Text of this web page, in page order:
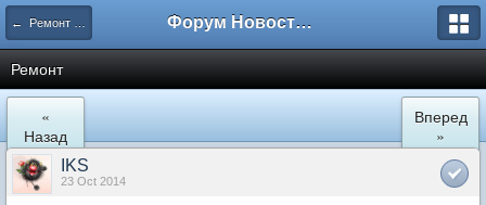
← Ремонт и обустройство Форум Новостройки
Ремонт
«
Назад
Вперед
»
IKS
23 Oct 2014